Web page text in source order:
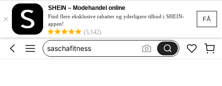
FÅ
×
SHEIN – Modehandel online
Find flere eksklusive rabatter og yderligere tilbud i SHEIN-
appen!
(5,142)
kollagen pulver zum trinken
collagene
saschafitness